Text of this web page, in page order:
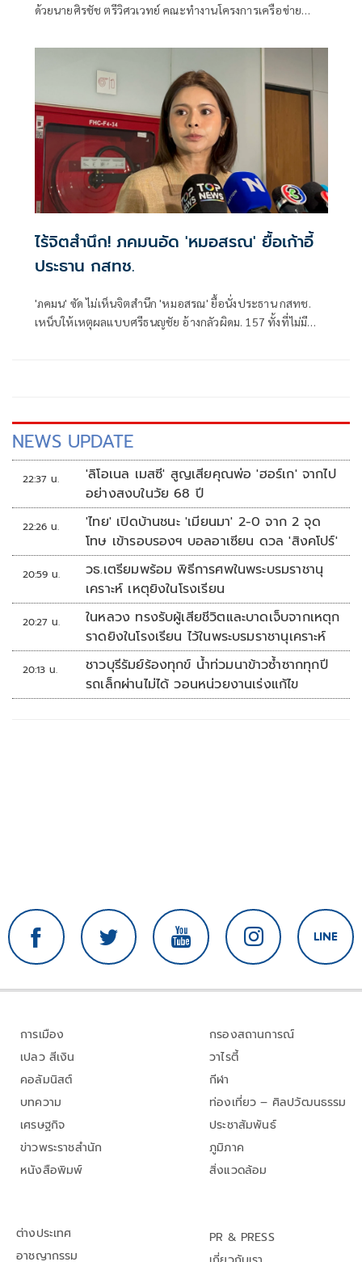
ด้วยนายศิรชัช ตรีวิศวเวทย์ คณะทำงานโครงการเครือข่าย
พัฒนาอย่างยั่งยืน แถลงคัดค้านการเยือนไทยอย่างเป็นทางการ
ไร้จิตสำนึก! ภคมนอัด 'หมอสรณ' ยื้อเก้าอี้
ประธาน กสทช.
'ภคมน' ซัด ไม่เห็นจิตสำนึก 'หมอสรณ' ยื้อนั่งประธาน กสทช.
เหน็บให้เหตุผลแบบศรีธนญชัย อ้างกลัวผิดม. 157 ทั้งที่ไม่มี
NEWS UPDATE
22:37 น.
'ลิโอเนล เมสซี' สูญเสียคุณพ่อ 'ฮอร์เก' จากไป
อย่างสงบในวัย 68 ปี
22:26 น.
'ไทย' เปิดบ้านชนะ 'เมียนมา' 2-0 จาก 2 จุด
โทษ เข้ารอบรองฯ บอลอาเซียน ดวล 'สิงคโปร์'
20:59 น.
วธ.เตรียมพร้อม พิธีการศพในพระบรมราชานุ
เคราะห์ เหตุยิงในโรงเรียน
20:27 น.
ในหลวง ทรงรับผู้เสียชีวิตและบาดเจ็บจากเหตุก
ราดยิงในโรงเรียน ไว้ในพระบรมราชานุเคราะห์
20:13 น.
ชาวบุรีรัมย์ร้องทุกข์ น้ำท่วมนาข้าวซ้ำซากทุกปี
รถเล็กผ่านไม่ได้ วอนหน่วยงานเร่งแก้ไข
การเมือง
เปลว สีเงิน
คอลัมนิสต์
บทความ
เศรษฐกิจ
ข่าวพระราชสำนัก
หนังสือพิมพ์
กรองสถานการณ์
วาไรตี้
กีฬา
ท่องเที่ยว – ศิลปวัฒนธรรม
ประชาสัมพันธ์
ภูมิภาค
สิ่งแวดล้อม
ต่างประเทศ
อาชญากรรม
PR & PRESS